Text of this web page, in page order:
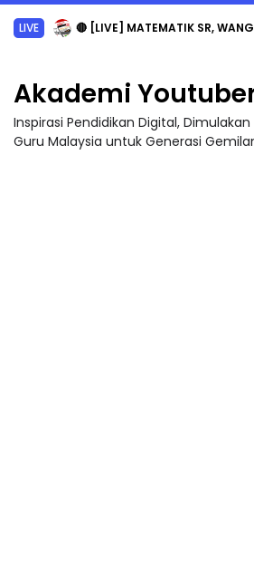
LIVE 🔴 [LIVE] MATEMATIK SR, WANG TAHUN 6 OLEH CIKGU ANITA #ALLINONE
Akademi
Inspirasi Pendidikan Digital,
Guru Malaysia untuk Generasi